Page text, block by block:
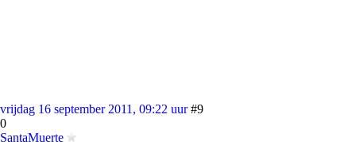
vrijdag 16 september 2011, 09:22 uur #9
0
SantaMuerte